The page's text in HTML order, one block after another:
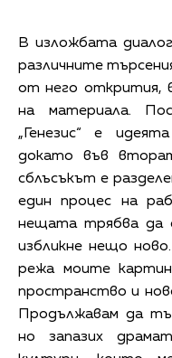
В изложбата
различните
от него открития,
на материала.
„Генезис“ е
докато във
сблъсъкът е
един процес на
нещата трябва да
избликне нещо
режа моите
пространство и
Продължавам да
но запазих